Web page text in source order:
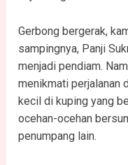
Gerbong bergerak,
sampingnya, Panji
menjadi pendiam.
menikmati perjalanan
kecil di kuping yang
ocehan-ocehan
penumpang lain.